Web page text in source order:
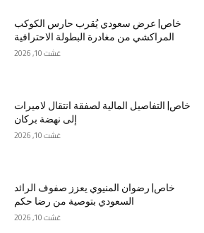
خاص| عرض سعودي يُقرب حارس الكوكب
المراكشي من مغادرة البطولة الاحترافية
غشت 10, 2026
خاص| التفاصيل المالية لصفقة انتقال لاميرات
إلى نهضة بركان
غشت 10, 2026
خاص| رضوان المنيوي يعزز صفوف الرائد
السعودي بتوصية من رضا حكم
غشت 10, 2026